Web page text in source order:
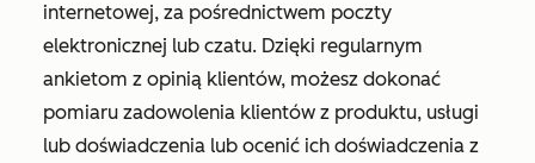
internetowej, za pośrednictwem poczty
elektronicznej lub czatu. Dzięki regularnym
ankietom z opinią klientów, możesz dokonać
pomiaru zadowolenia klientów z produktu, usługi
lub doświadczenia lub ocenić ich doświadczenia z